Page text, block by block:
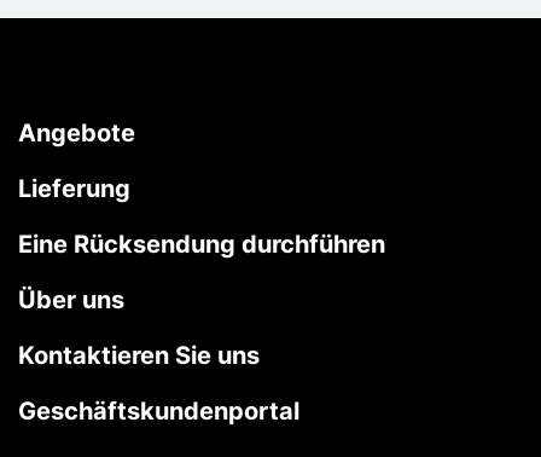
Angebote
Lieferung
Eine Rücksendung durchführen
Über uns
Kontaktieren Sie uns
Geschäftskundenportal